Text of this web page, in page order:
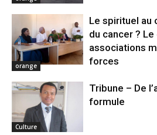
orange
Le spirituel au
du cancer ?
associations
forces
Culture
Tribune – De
formule